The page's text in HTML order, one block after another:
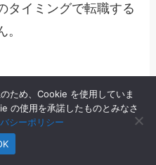
タイミングで転職する
視野が広がる理由
ため、Cookie を使用していま
の使用を承諾したものとみなさ
シーポリシー